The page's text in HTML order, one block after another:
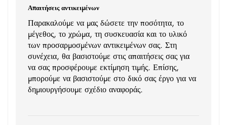
Απαιτήσεις αντικειμένων
Παρακαλούμε να μας δώσετε την ποσότητα, το
μέγεθος, το χρώμα, τη συσκευασία και το υλικό
των προσαρμοσμένων αντικειμένων σας. Στη
συνέχεια, θα βασιστούμε στις απαιτήσεις σας για
να σας προσφέρουμε εκτίμηση τιμής. Επίσης,
μπορούμε να βασιστούμε στο δικό σας έργο για να
δημιουργήσουμε σχέδιο αναφοράς.